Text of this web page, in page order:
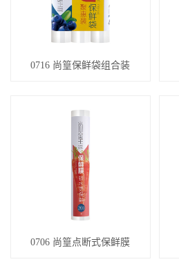
0716 尚篁保鲜袋组合装
0706 尚篁点断式保鲜膜